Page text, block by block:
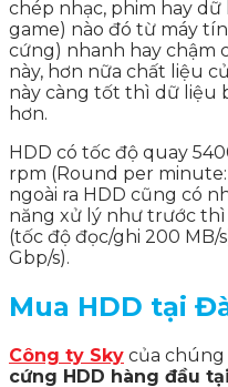
chép nhạc, phim hay dữ
game) nào đó từ máy
cứng) nhanh hay chậm
này, hơn nữa chất liệu
này càng tốt thì dữ liệu
hơn.
HDD có tốc độ quay
rpm (Round per
ngoài ra HDD cũng có
năng xử lý như trước thì
(tốc độ đọc/ghi 200 MB/
Gbp/s).
Mua HDD tại
Công ty Sky của chúng
cứng HDD hàng đầu